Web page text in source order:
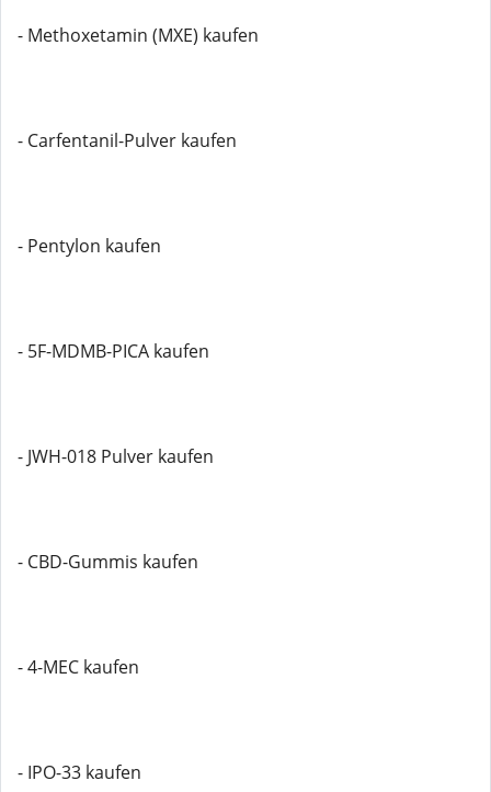
- Methoxetamin (MXE) kaufen
- Carfentanil-Pulver kaufen
- Pentylon kaufen
- 5F-MDMB-PICA kaufen
- JWH-018 Pulver kaufen
- CBD-Gummis kaufen
- 4-MEC kaufen
- IPO-33 kaufen